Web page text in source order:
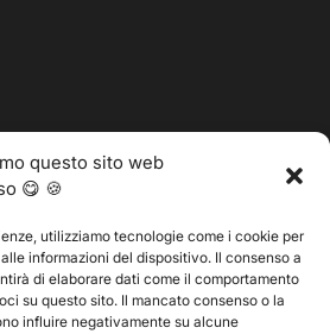
questo sito web
😋 🍪
utilizziamo tecnologie come i cookie per
informazioni del dispositivo. Il consenso a
di elaborare dati come il comportamento
su questo sito. Il mancato consenso o la
influire negativamente su alcune
Tutti i diritti riservati.